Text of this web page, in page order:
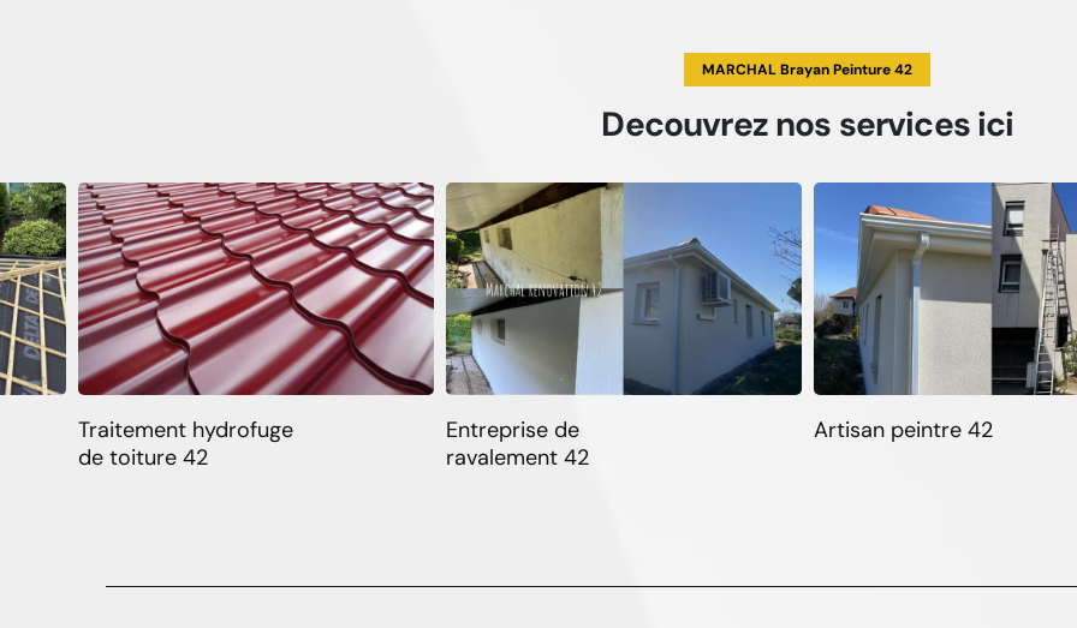
MARCHAL Brayan Peinture 42
Decouvreznos servicesici
Traitement hydrofuge
de toiture 42
Entreprise de
ravalement 42
Artisan peintre 42